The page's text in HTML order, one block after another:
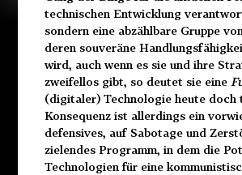
technischen Entwicklung
sondern eine abzählbare Gruppe
deren souveräne
wird, auch wenn es sie und ihre
zweifellos gibt, so deutet sie eine
(digitaler) Technologie heute doch
Konsequenz ist allerdings ein
defensives, auf Sabotage und
zielendes Programm, in dem die
Technologien für eine